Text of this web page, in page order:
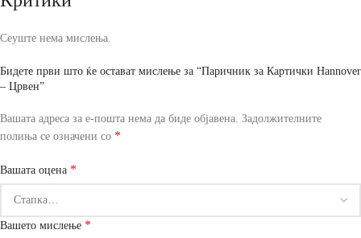
Сеуште нема мислења.
Бидете први што ќе остават мислење за “Паричник за Картички Hannover
– Црвен”
Вашата адреса за е-пошта нема да биде објавена. Задолжителните
полиња се означени со *
Вашата оцена *
Вашето мислење *